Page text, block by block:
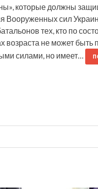
которые должны
Вооруженных сил
тех, кто по
возраста не может быть
силами, но имеет…